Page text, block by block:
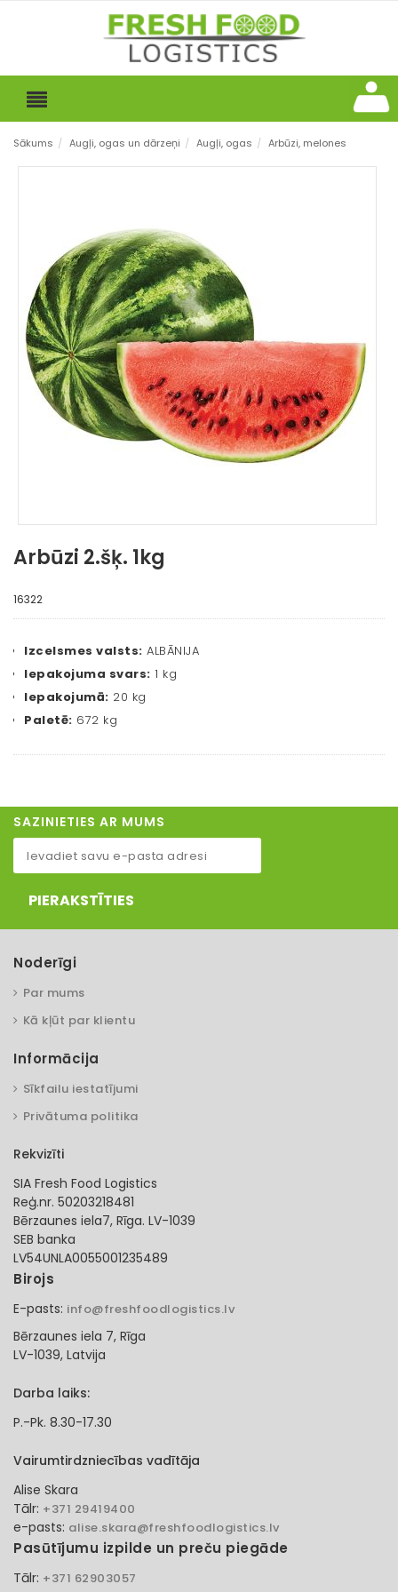
Sākums / Augļi, ogas un dārzeņi / Augļi, ogas / Arbūzi, melones
Arbūzi 2.šķ. 1kg
16322
Izcelsmes valsts: ALBĀNIJA
Iepakojuma svars: 1 kg
Iepakojumā: 20 kg
Paletē: 672 kg
SAZINIETIES AR MUMS
PIERAKSTĪTIES
Noderīgi
Par mums
Kā kļūt par klientu
Informācija
Sīkfailu iestatījumi
Privātuma politika
Rekvizīti
SIA Fresh Food Logistics
Reģ.nr. 50203218481
Bērzaunes iela7, Rīga. LV-1039
SEB banka
LV54UNLA0055001235489
Birojs
E-pasts: info@freshfoodlogistics.lv
Bērzaunes iela 7, Rīga
LV-1039, Latvija
Darba laiks:
P.-Pk. 8.30-17.30
Vairumtirdzniecības vadītāja
Alise Skara
Tālr: +371 29419400
e-pasts: alise.skara@freshfoodlogistics.lv
Pasūtījumu izpilde un preču piegāde
Tālr: +371 62903057